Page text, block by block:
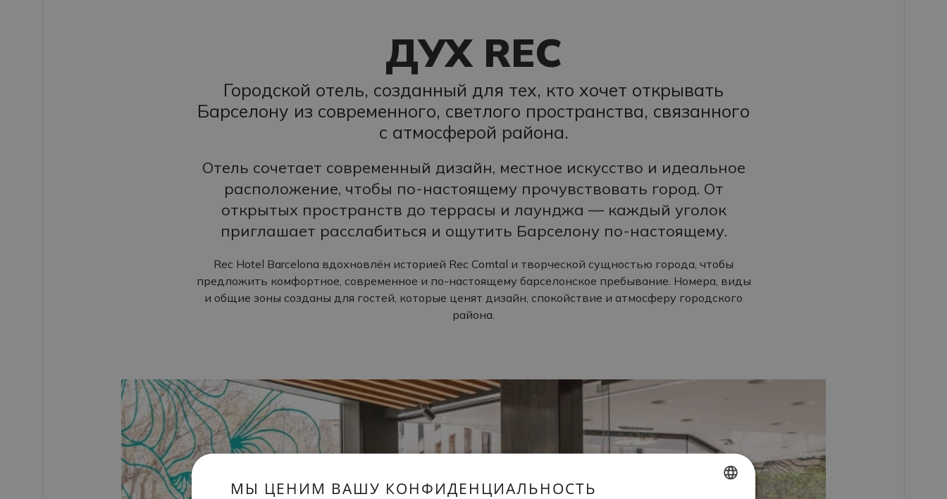
ДУХ REC
Городской отель, созданный для тех, кто хочет открывать
Барселону из современного, светлого пространства, связанного
с атмосферой района.
Отель сочетает современный дизайн, местное искусство и идеальное
расположение, чтобы по-настоящему прочувствовать город. От
открытых пространств до террасы и лаунджа — каждый уголок
приглашает расслабиться и ощутить Барселону по-настоящему.
Rec Hotel Barcelona вдохновлён историей Rec Comtal и творческой сущностью города, чтобы
предложить комфортное, современное и по-настоящему барселонское пребывание. Номера, виды
и общие зоны созданы для гостей, которые ценят дизайн, спокойствие и атмосферу городского
района.
МЫ ЦЕНИМ ВАШУ КОНФИДЕНЦИАЛЬНОСТЬ